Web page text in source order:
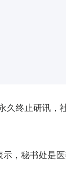
久终止研讯，
，秘书处是